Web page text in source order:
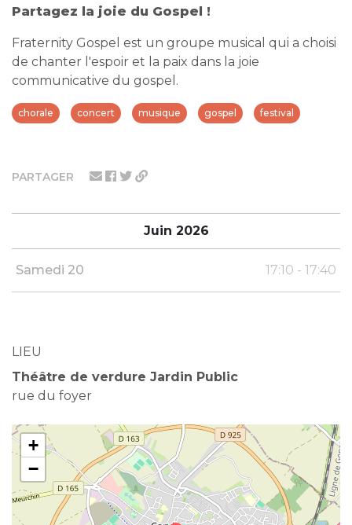
PARTAGER
Juin 2026
Samedi 20 17:10 - 17:40
LIEU
Théâtre de verdure Jardin Public
rue du foyer
+
−
Partagez la joie du Gospel !
Fraternity Gospel est un groupe musical qui a choisi
de chanter l'espoir et la paix dans la joie
communicative du gospel.
chorale concert musique gospel festival